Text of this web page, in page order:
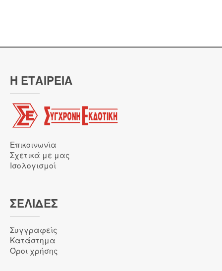
Η ΕΤΑΙΡΕΙΑ
Επικοινωνία
Σχετικά με μας
Ισολογισμοί
ΣΕΛΙΔΕΣ
Συγγραφείς
Κατάστημα
Όροι χρήσης